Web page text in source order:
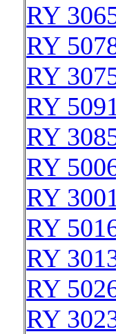
RY
RY
RY
RY
RY
RY
RY
RY
RY
RY
RY